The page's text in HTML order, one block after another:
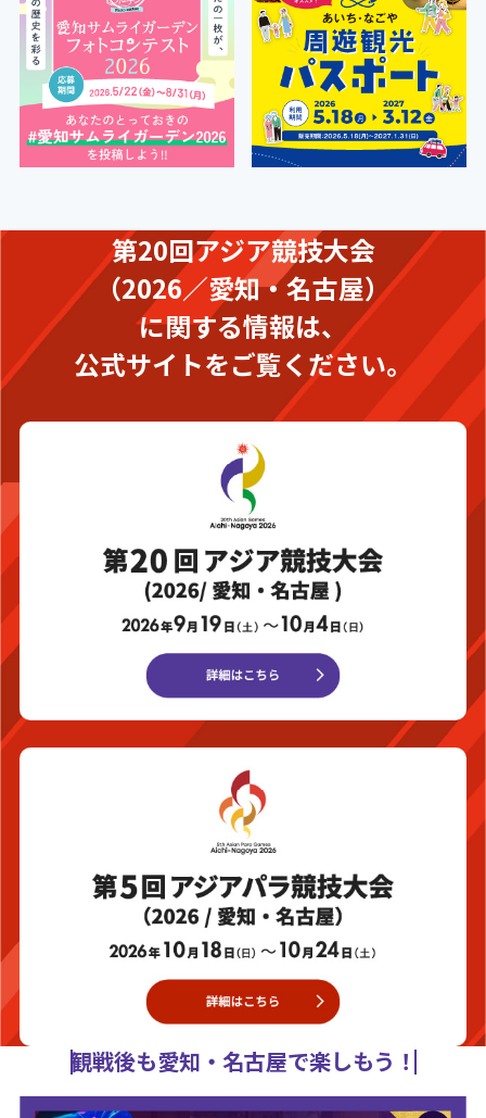
第20回アジア競技大会
（2026／愛知・名古屋）
に関する情報は、
公式サイトをご覧ください。
観戦後も愛知・名古屋で楽しもう！